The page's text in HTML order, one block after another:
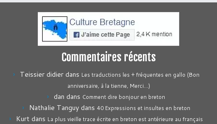
Commentaires récents
Teissier didierdans Les traductions les + fréquentes en gallo (Bon
anniversaire, à la tienne, Merci…)
dan dans Comment dire bonjour en breton
Nathalie Tanguydans 40 Expressions et insultes en breton
Kurt dans La plus vieille trace écrite en breton est antérieure au français